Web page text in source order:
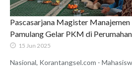
Pascasarjana Magister
Pamulang Gelar PKM di
15 Jun 2025
Nasional, Korantangsel.com -